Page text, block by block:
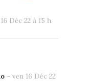
Déc 22 à 15 h
- ven 16 Déc 22